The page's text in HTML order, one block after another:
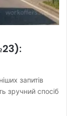
запитів
зручний спосіб